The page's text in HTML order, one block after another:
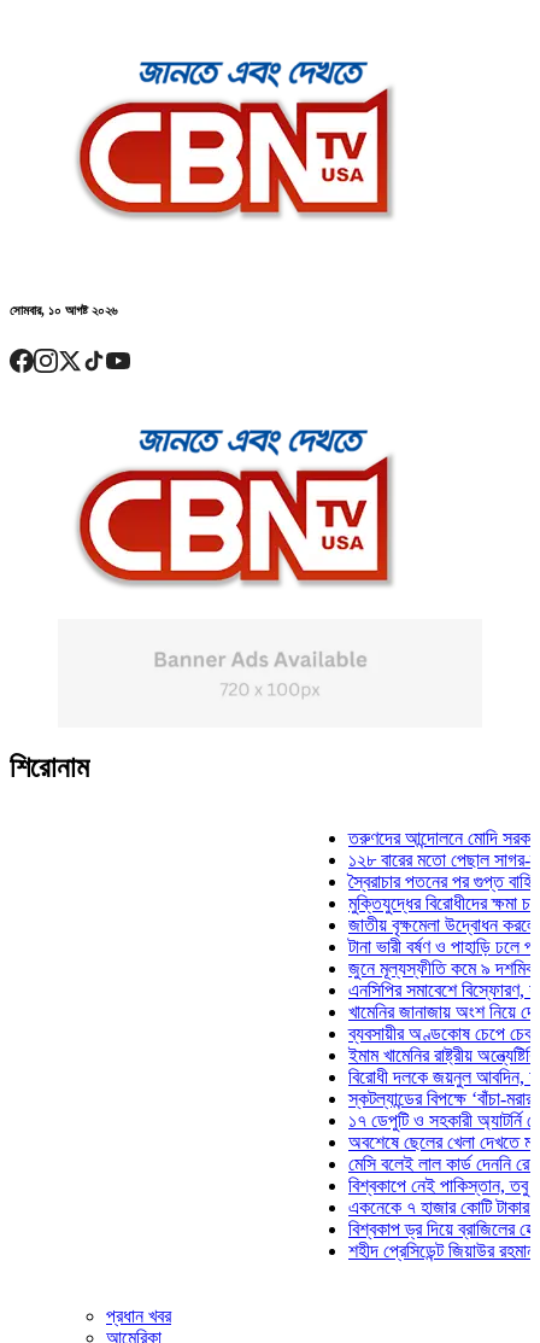
সোমবার, ১০ আগষ্ট ২০২৬
শিরোনাম
তরুণদের আন্দোলনে মোদি সরকার
১২৮ বারের মতো পেছাল সাগর-রুনি
স্বৈরাচার পতনের পর গুপ্ত বাহিনীর
মুক্তিযুদ্ধের বিরোধীদের ক্ষমা চাইতে
জাতীয় বৃক্ষমেলা উদ্বোধন করলেন
টানা ভারী বর্ষণ ও পাহাড়ি ঢলে
জুনে মূল্যস্ফীতি কমে ৯ দশমিক ১৬
এনসিপির সমাবেশে বিস্ফোরণ,
খামেনির জানাজায় অংশ নিয়ে দেশে
ব্যবসায়ীর অণ্ডকোষ চেপে চেক-
ইমাম খামেনির রাষ্ট্রীয়
বিরোধী দলকে জয়নুল আবদিন,
স্কটল্যান্ডের বিপক্ষে ‘বাঁচা-মরার
১৭ ডেপুটি ও সহকারী অ্যাটর্নি
অবশেষে ছেলের খেলা দেখতে মাঠে
মেসি বলেই লাল কার্ড দেননি রেফারি!
বিশ্বকাপে নেই পাকিস্তান, তবু
একনেকে ৭ হাজার কোটি টাকার ৫
বিশ্বকাপ ড্র দিয়ে ব্রাজিলের হেক্সা
শহীদ প্রেসিডেন্ট জিয়াউর রহমান
প্রধান খবর
আমেরিকা